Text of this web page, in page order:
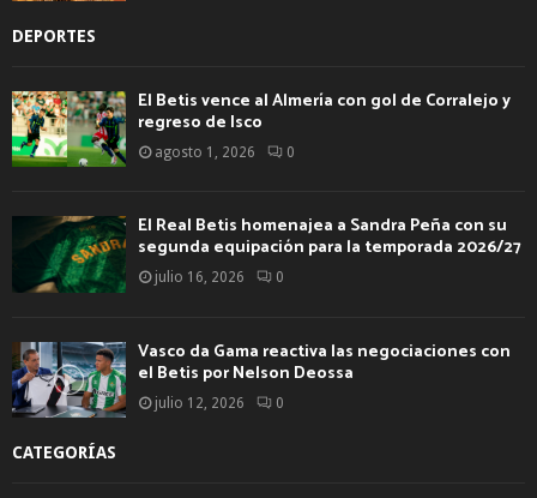
DEPORTES
El Betis vence al Almería con gol de Corralejo y
regreso de Isco
agosto 1, 2026 0
El Real Betis homenajea a Sandra Peña con su
segunda equipación para la temporada 2026/27
julio 16, 2026 0
Vasco da Gama reactiva las negociaciones con
el Betis por Nelson Deossa
julio 12, 2026 0
CATEGORÍAS